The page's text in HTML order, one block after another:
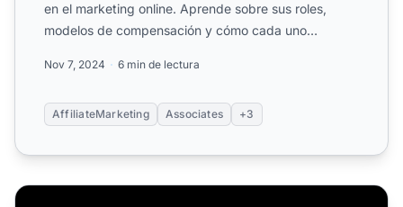
en el marketing online. Aprende sobre sus roles,
modelos de compensación y cómo cada uno
Nov 7, 2024 6 min de lectura
AffiliateMarketing Associates +3
Cómo comprobar las ganancias y tasas de comisión de